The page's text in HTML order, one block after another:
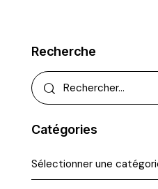
Recherche
Catégories